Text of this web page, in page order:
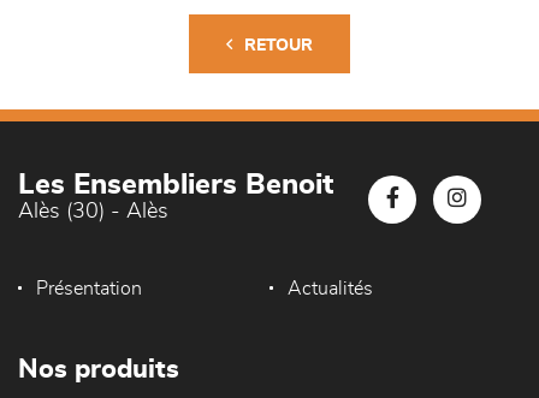
RETOUR
Les Ensembliers Benoit
Alès (30) - Alès
Présentation Actualités
Nos produits